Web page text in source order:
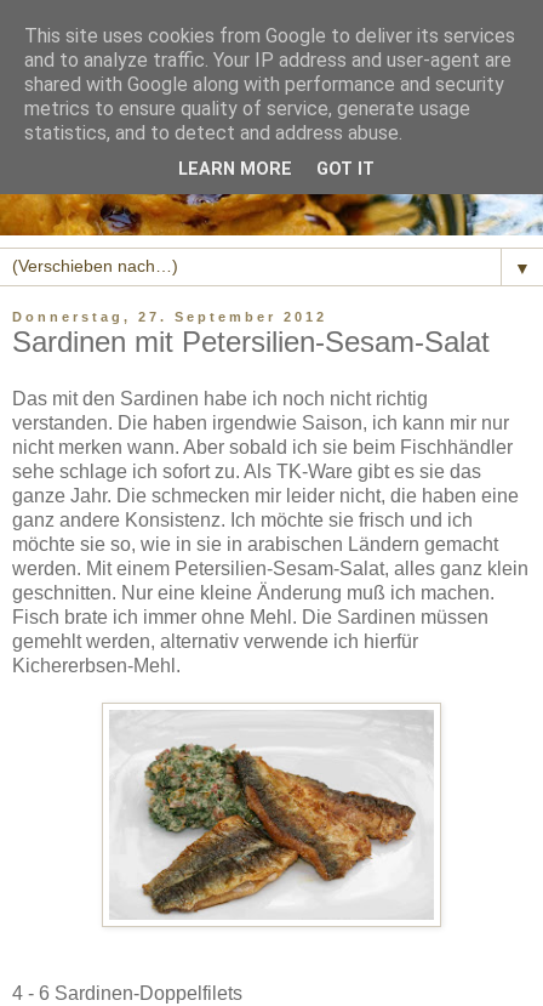
▼
Donnerstag, 27. September 2012
Sardinen mit Petersilien-Sesam-Salat
Das mit den Sardinen habe ich noch nicht richtig
verstanden. Die haben irgendwie Saison, ich kann mir nur
nicht merken wann. Aber sobald ich sie beim Fischhändler
sehe schlage ich sofort zu. Als TK-Ware gibt es sie das
ganze Jahr. Die schmecken mir leider nicht, die haben eine
ganz andere Konsistenz. Ich möchte sie frisch und ich
möchte sie so, wie in sie in arabischen Ländern gemacht
werden. Mit einem Petersilien-Sesam-Salat, alles ganz klein
geschnitten. Nur eine kleine Änderung muß ich machen.
Fisch brate ich immer ohne Mehl. Die Sardinen müssen
gemehlt werden, alternativ verwende ich hierfür
Kichererbsen-Mehl.
4 - 6 Sardinen-Doppelfilets
This site uses cookies from Google to deliver its services
and to analyze traffic. Your IP address and user-agent are
shared with Google along with performance and security
metrics to ensure quality of service, generate usage
statistics, and to detect and address abuse.
LEARN MORE GOT IT